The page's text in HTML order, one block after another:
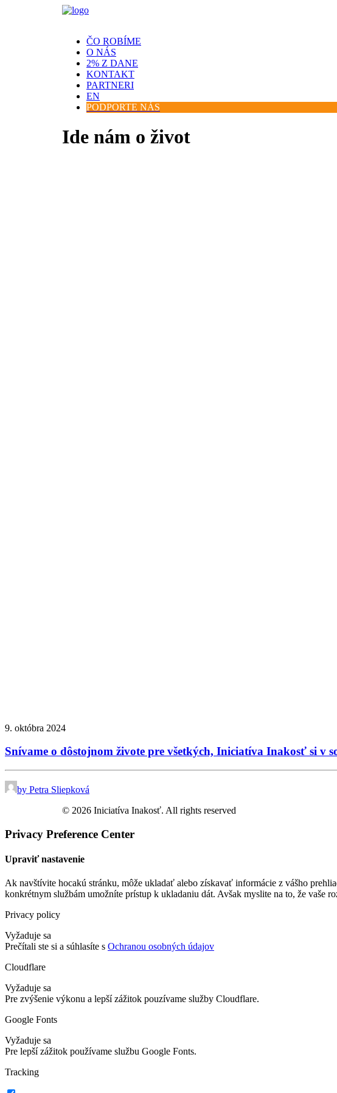
ČO ROBÍME
O NÁS
2% Z DANE
KONTAKT
PARTNERI
EN
PODPORTE NÁS
Ide nám o život
9. októbra 2024
Snívame o dôstojnom živote pre všetkých, Iniciatíva Inakosť si v
by Petra Sliepková
© 2026 Iniciatíva Inakosť. All rights reserved
Privacy Preference Center
Upraviť nastavenie
Ak navštívite hocakú stránku, môže ukladať alebo získavať informácie z vášho
konkrétnym službám umožníte prístup k ukladaniu dát. Avšak myslite na to, že vaše
Privacy policy
Vyžaduje sa
Prečítali ste si a súhlasíte s Ochranou osobných údajov
Cloudflare
Vyžaduje sa
Pre zvýšenie výkonu a lepší zážitok pouzívame služby Cloudflare.
Google Fonts
Vyžaduje sa
Pre lepší zážitok používame službu Google Fonts.
Tracking